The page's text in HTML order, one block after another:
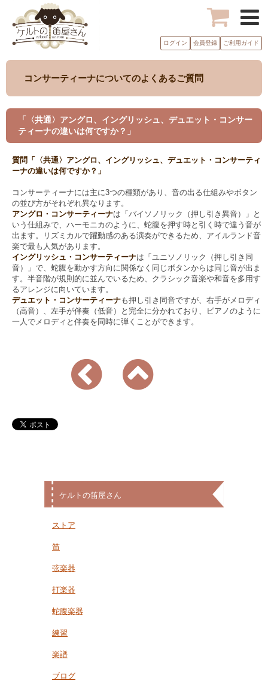
ログイン 会員登録 ご利用ガイド
コンサーティーナについてのよくあるご質問
「〈共通〉アングロ、イングリッシュ、デュエット・コンサー
ティーナの違いは何ですか？」
質問「〈共通〉アングロ、イングリッシュ、デュエット・コンサーティ
ーナの違いは何ですか？」
コンサーティーナには主に3つの種類があり、音の出る仕組みやボタン
の並び方がそれぞれ異なります。
アングロ・コンサーティーナは「バイソノリック（押し引き異音）」と
いう仕組みで、ハーモニカのように、蛇腹を押す時と引く時で違う音が
出ます。リズミカルで躍動感のある演奏ができるため、アイルランド音
楽で最も人気があります。
イングリッシュ・コンサーティーナは「ユニソノリック（押し引き同
音）」で、蛇腹を動かす方向に関係なく同じボタンからは同じ音が出ま
す。半音階が規則的に並んでいるため、クラシック音楽や和音を多用す
るアレンジに向いています。
デュエット・コンサーティーナも押し引き同音ですが、右手がメロディ
（高音）、左手が伴奏（低音）と完全に分かれており、ピアノのように
一人でメロディと伴奏を同時に弾くことができます。
ケルトの笛屋さん
ストア
笛
弦楽器
打楽器
蛇腹楽器
練習
楽譜
ブログ